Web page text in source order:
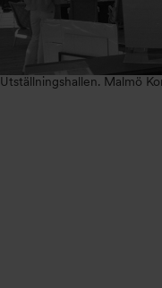
Utställningshallen. Malmö